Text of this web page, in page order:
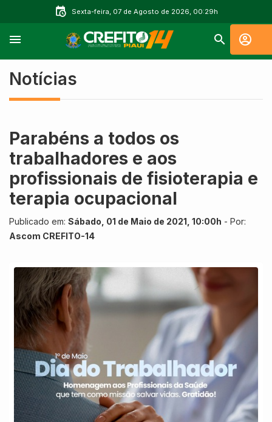
Sexta-feira, 07 de Agosto de 2026, 00:29h
Notícias
Parabéns a todos os
trabalhadores e aos
profissionais de fisioterapia e
terapia ocupacional
Publicado em: Sábado, 01 de Maio de 2021, 10:00h - Por:
Ascom CREFITO-14